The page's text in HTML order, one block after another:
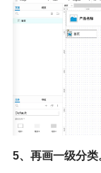
5、再画一级分类